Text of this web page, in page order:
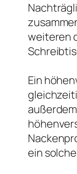
weiteren
Ein
ein